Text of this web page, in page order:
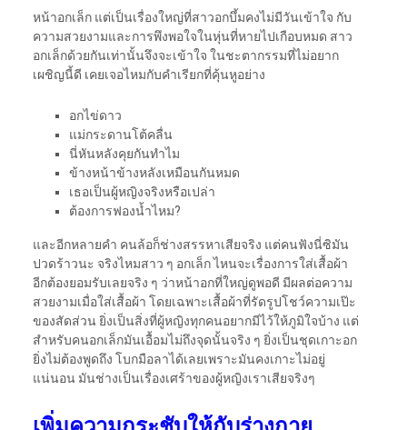
หน้าอกเล็ก แต่เป็นเรื่องใหญ่ที่สาวอกบึ้มคงไม่มีวันเข้าใจ กับ
ความสวยงามและการพึงพอใจในหุ่นที่หายไปเกือบหมด สาว
อกเล็กด้วยกันเท่านั้นจึงจะเข้าใจ ในชะตากรรมที่ไม่อยาก
เผชิญนี้ดี เคยเจอไหมกับคำเรียกที่คุ้นหูอย่าง
อกไข่ดาว
แม่กระดานโต้คลื่น
นี่หันหลังคุยกันทำไม
ข้างหน้าข้างหลังเหมือนกันหมด
เธอเป็นผู้หญิงจริงหรือเปล่า
ต้องการฟองน้ำไหม?
และอีกหลายคำ คนล้อก็ช่างสรรหาเสียจริง แต่คนฟังนี่ซิมัน
ปวดร้าวนะ จริงไหมสาว ๆ อกเล็ก ไหนจะเรื่องการใส่เสื้อผ้า
อีกต้องยอมรับเลยจริง ๆ ว่าหน้าอกที่ใหญ่ดูพอดี มีผลต่อความ
สวยงามเมื่อใส่เสื้อผ้า โดยเฉพาะเสื้อผ้าที่รัดรูปโชว์ความเป๊ะ
ของสัดส่วน ยิ่งเป็นสิ่งที่ผู้หญิงทุกคนอยากมีไว้ให้ภูมิใจบ้าง แต่
สำหรับคนอกเล็กมันเอื้อมไม่ถึงจุดนั้นจริง ๆ ยิ่งเป็นชุดเกาะอก
ยิ่งไม่ต้องพูดถึง โบกมือลาได้เลยเพราะมันคงเกาะไม่อยู่
แน่นอน มันช่างเป็นเรื่องเศร้าของผู้หญิงเราเสียจริงๆ